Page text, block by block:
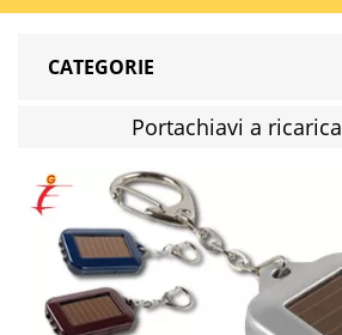
CATEGORIE
Portachiavi a